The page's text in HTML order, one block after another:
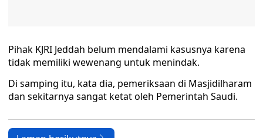
Pihak KJRI Jeddah belum mendalami kasusnya karena
tidak memiliki wewenang untuk menindak.
Di samping itu, kata dia, pemeriksaan di Masjidilharam
dan sekitarnya sangat ketat oleh Pemerintah Saudi.